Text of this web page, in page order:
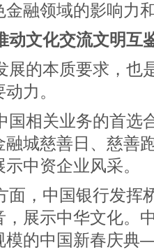
融领域的影响力
动文化交流文明互
展的本质要求，也
力。
国相关业务的首选
融城慈善日、慈善
中资企业风采。
面，中国银行发挥
展示中华文化。
模的中国新春庆